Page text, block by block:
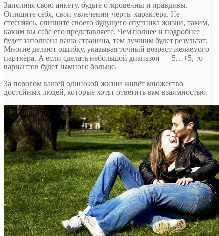
Заполняя свою анкету, будьте откровенны и правдивы.
Опишите себя, свои увлечения, черты характера. Не
стесняясь, опишите своего будущего спутника жизни, таким,
каким вы себе его представляете. Чем полнее и подробнее
будет заполнена ваша страница, тем лучшим будет результат.
Многие делают ошибку, указывая точный возраст желаемого
партнёра. А если сделать небольшой диапазон — 5…+5, то
вариантов будет намного больше.
За порогом вашей одинокой жизни живёт множество
достойных людей, которые хотят ответить вам взаимностью.